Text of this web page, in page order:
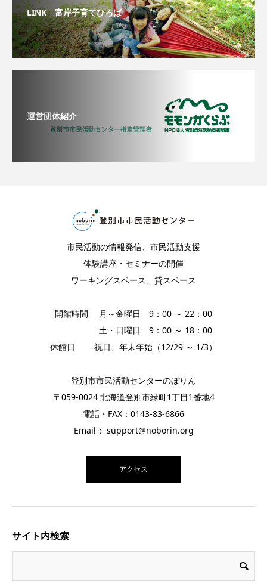
LINK 富岸子育てひろば
運営団体紹介
市民活動の情報発信、市民活動支援
体験講座・セミナーの開催
ワーキングスペース、貸スペース
開館時間 月～金曜日 9：00 ～ 22：00
土・日曜日 9：00 ～ 18：00
休館日 祝日、年末年始（12/29 ～ 1/3）
登別市市民活動センターのぼりん
〒059-0024 北海道登別市緑町1丁目1番地4
電話・FAX：0143-83-6866
Email： support@noborin.org
アクセス
サイト内検索